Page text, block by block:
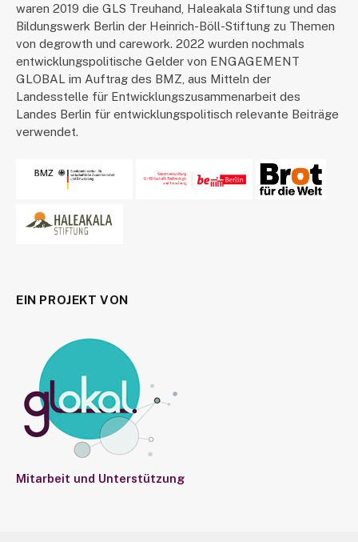
waren 2019 die GLS Treuhand, Haleakala Stiftung und das
Bildungswerk Berlin der Heinrich-Böll-Stiftung zu Themen
von degrowth und carework. 2022 wurden nochmals
entwicklungspolitische Gelder von ENGAGEMENT
GLOBAL im Auftrag des BMZ, aus Mitteln der
Landesstelle für Entwicklungszusammenarbeit des
Landes Berlin für entwicklungspolitisch relevante Beiträge
verwendet.
EIN PROJEKT VON
Mitarbeit und Unterstützung